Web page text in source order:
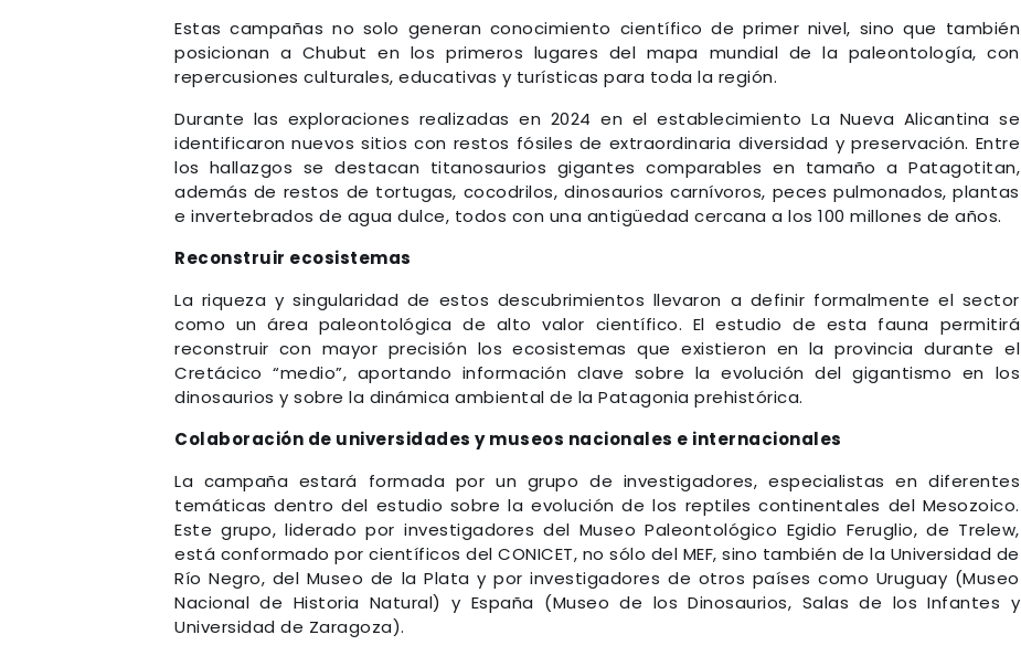
Estas campañas no solo generan conocimiento científico de primer nivel, sino que también
posicionan a Chubut en los primeros lugares del mapa mundial de la paleontología, con
repercusiones culturales, educativas y turísticas para toda la región.
Durante las exploraciones realizadas en 2024 en el establecimiento La Nueva Alicantina se
identificaron nuevos sitios con restos fósiles de extraordinaria diversidad y preservación. Entre
los hallazgos se destacan titanosaurios gigantes comparables en tamaño a Patagotitan,
además de restos de tortugas, cocodrilos, dinosaurios carnívoros, peces pulmonados, plantas
e invertebrados de agua dulce, todos con una antigüedad cercana a los 100 millones de años.
Reconstruir ecosistemas
La riqueza y singularidad de estos descubrimientos llevaron a definir formalmente el sector
como un área paleontológica de alto valor científico. El estudio de esta fauna permitirá
reconstruir con mayor precisión los ecosistemas que existieron en la provincia durante el
Cretácico “medio”, aportando información clave sobre la evolución del gigantismo en los
dinosaurios y sobre la dinámica ambiental de la Patagonia prehistórica.
Colaboración de universidades y museos nacionales e internacionales
La campaña estará formada por un grupo de investigadores, especialistas en diferentes
temáticas dentro del estudio sobre la evolución de los reptiles continentales del Mesozoico.
Este grupo, liderado por investigadores del Museo Paleontológico Egidio Feruglio, de Trelew,
está conformado por científicos del CONICET, no sólo del MEF, sino también de la Universidad de
Río Negro, del Museo de la Plata y por investigadores de otros países como Uruguay (Museo
Nacional de Historia Natural) y España (Museo de los Dinosaurios, Salas de los Infantes y
Universidad de Zaragoza).